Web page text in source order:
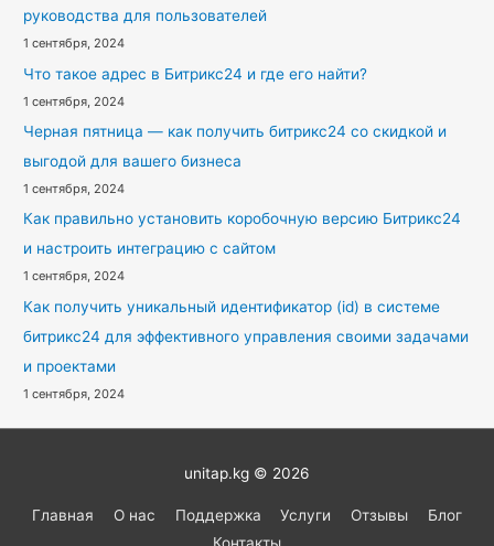
руководства для пользователей
1 сентября, 2024
Что такое адрес в Битрикс24 и где его найти?
1 сентября, 2024
Черная пятница — как получить битрикс24 со скидкой и
выгодой для вашего бизнеса
1 сентября, 2024
Как правильно установить коробочную версию Битрикс24
и настроить интеграцию с сайтом
1 сентября, 2024
Как получить уникальный идентификатор (id) в системе
битрикс24 для эффективного управления своими задачами
и проектами
1 сентября, 2024
unitap.kg © 2026
Главная О нас Поддержка Услуги Отзывы
Блог